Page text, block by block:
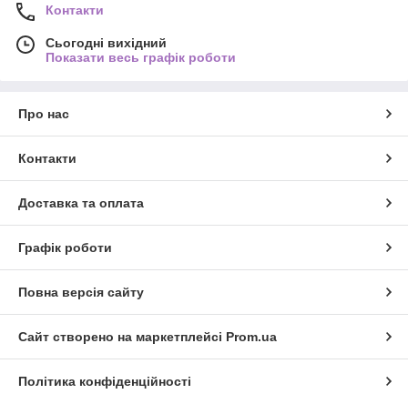
Контакти
Сьогодні вихідний
Показати весь графік роботи
Про нас
Контакти
Доставка та оплата
Графік роботи
Повна версія сайту
Сайт створено на маркетплейсі Prom.ua
Політика конфіденційності